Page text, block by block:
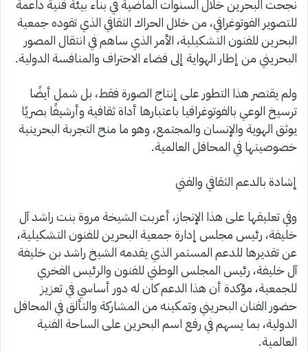
نجحت البحرين خلال السنوات الماضية في بناء بيئة فنية داعمة
للتصوير الفوتوغرافي، من خلال الحراك الثقافي الذي تقوده جمعية
البحرين للفنون التشكيلية، الأمر الذي ساهم في انتقال المصور
البحريني من إطار الهواية إلى فضاء الاحتراف والمنافسة الدولية.
ولم يقتصر هذا التطور على إنتاج الصورة فقط، بل شمل أيضًا
ترسيخ الوعي بالفوتوغرافيا باعتبارها أداة ثقافية وأرشيفًا بصريًا
يوثق الهوية والإنسان والمجتمع، وهو ما منح التجربة البحرينية
خصوصيتها في المحافل العالمية.
إشادة بالدعم الثقافي والفني
وفي تعليقها على هذا الإنجاز، أعربت الشيخة مروة بنت راشد آل
خليفة، رئيس مجلس إدارة جمعية البحرين للفنون التشكيلية،
عن تقديرها للدعم المستمر الذي يقدمه الشيخ راشد بن خليفة
آل خليفة، رئيس المجلس الوطني للفنون والرئيس الفخري
للجمعية، مؤكدة أن هذا الدعم كان له دور أساسي في تعزيز
حضور الفنان البحريني وتمكينه من المشاركة والتألق في المحافل
الدولية، بما يسهم في رفع اسم البحرين على الساحة الفنية
العالمية.